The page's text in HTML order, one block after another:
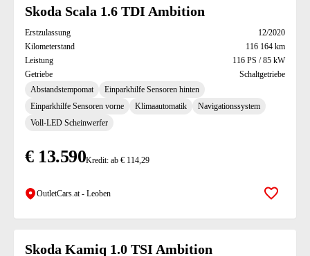
Skoda Scala 1.6 TDI Ambition
Erstzulassung
12/2020
Kilometerstand
116 164 km
Leistung
116 PS / 85 kW
Getriebe
Schaltgetriebe
Abstandstempomat
Einparkhilfe Sensoren hinten
Einparkhilfe Sensoren vorne
Klimaautomatik
Navigationssystem
Voll-LED Scheinwerfer
€ 13.590Kredit: ab € 114,29
OutletCars.at - Leoben Zur
Skoda Kamiq 1.0 TSI Ambition